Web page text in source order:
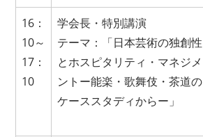
16：
10～
17：
10
学会長・特別講演
テーマ：「日本芸術の独創性
とホスピタリティ・マネジメ
ントー能楽・歌舞伎・茶道の
ケーススタディからー」